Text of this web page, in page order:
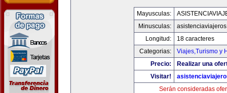
Mayusculas:
Minusculas:
Longitud:
18 caracteres
Categorias:
Viajes,Turismo y
Precio:
Realizar una
Visitar!
Serán consideradas